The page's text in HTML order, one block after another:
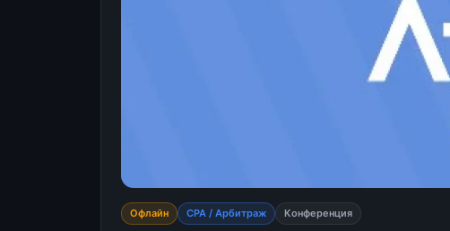
Офлайн CPA / Арбитраж Конференция